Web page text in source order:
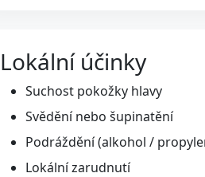
Lokální účinky
Suchost pokožky hlavy
Svědění nebo šupinatění
Podráždění (alkohol /
Lokální zarudnutí